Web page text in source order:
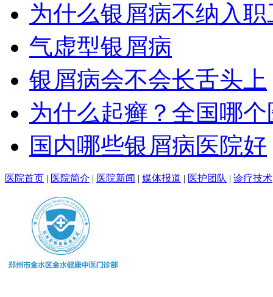
为什么银屑病不纳入
气虚型银屑病
银屑病会不会长舌头上
为什么起癣？全国哪
国内哪些银屑病医院好
医院首页 | 医院简介 | 医院新闻 | 媒体报道 | 医护团队 | 诊疗技术